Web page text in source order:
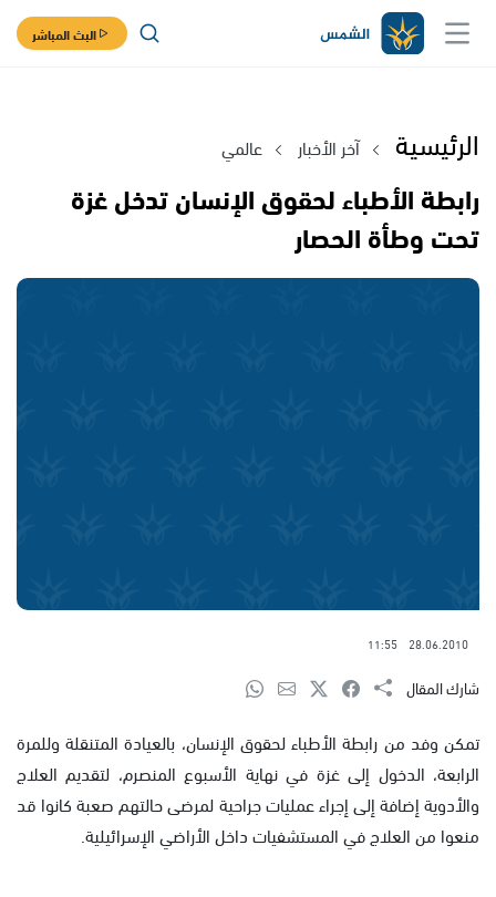
البث المباشر
الرئيسية آخر الأخبار عالمي
رابطة الأطباء لحقوق الإنسان تدخل غزة
تحت وطأة الحصار
28.06.2010
11:55
شارك المقال
تمكن وفد من رابطة الأطباء لحقوق الإنسان، بالعيادة المتنقلة وللمرة
الرابعة، الدخول إلى غزة في نهاية الأسبوع المنصرم، لتقديم العلاج
والأدوية إضافة إلى إجراء عمليات جراحية لمرضى حالتهم صعبة كانوا قد
منعوا من العلاج في المستشفيات داخل الأراضي الإسرائيلية.